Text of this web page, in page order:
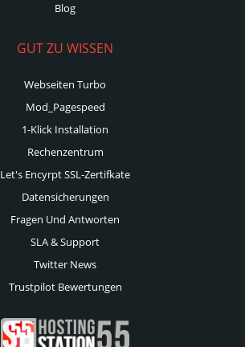
Blog
GUT ZU WISSEN
Webseiten Turbo
Mod_Pagespeed
1-Klick Installation
Rechenzentrum
Let's Encyrpt SSL-Zertifkate
Datensicherungen
Fragen Und Antworten
SLA & Support
Twitter News
Trustpilot Bewertungen